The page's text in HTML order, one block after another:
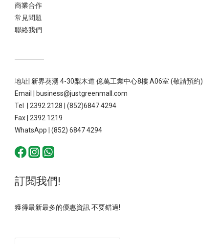
商業合作
常見問題
聯絡我們
地址| 新界葵湧 4-30梨木道 億萬工業中心8樓 A06室 (敬請預約)
Email | business@justgreenmall.com
Tel | 2392 2128 | (852)6847 4294
Fax | 2392 1219
WhatsApp | (852) 6847 4294
訂閱我們!
獲得最新最多的優惠資訊 不要錯過!